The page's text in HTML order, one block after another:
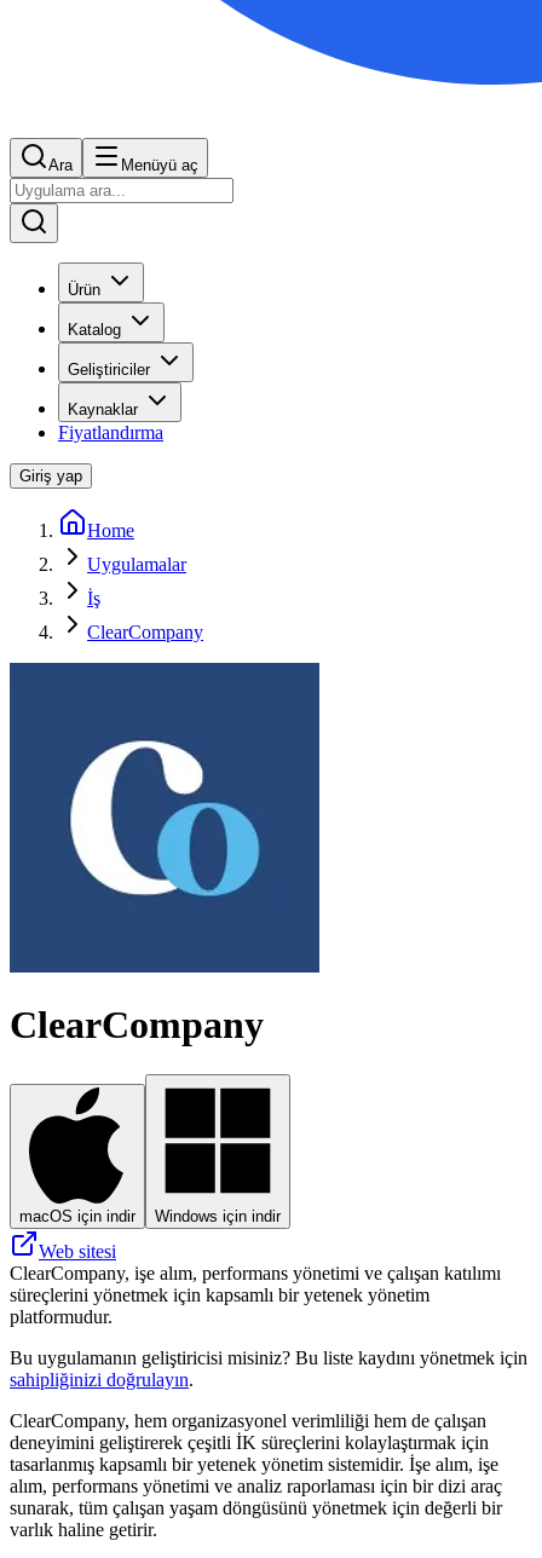
Ara Menüyü aç
Ürün
Katalog
Geliştiriciler
Kaynaklar
Fiyatlandırma
Giriş yap
Home
Uygulamalar
İş
ClearCompany
ClearCompany
macOS için indir Windows için indir
Web sitesi
ClearCompany, işe alım, performans yönetimi ve çalışan katılımı
süreçlerini yönetmek için kapsamlı bir yetenek yönetim
platformudur.
Bu uygulamanın geliştiricisi misiniz? Bu liste kaydını yönetmek için
sahipliğinizi doğrulayın.
ClearCompany, hem organizasyonel verimliliği hem de çalışan
deneyimini geliştirerek çeşitli İK süreçlerini kolaylaştırmak için
tasarlanmış kapsamlı bir yetenek yönetim sistemidir. İşe alım, işe
alım, performans yönetimi ve analiz raporlaması için bir dizi araç
sunarak, tüm çalışan yaşam döngüsünü yönetmek için değerli bir
varlık haline getirir.